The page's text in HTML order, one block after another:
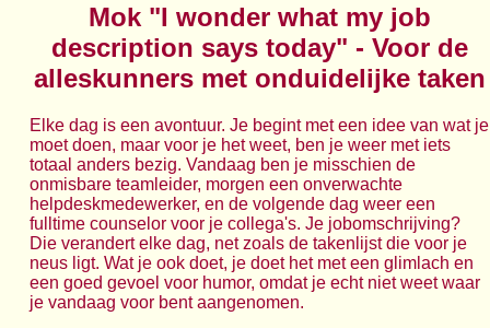
Mok "I wonder what my job
description says today" - Voor de
alleskunners met onduidelijke taken
Elke dag is een avontuur. Je begint met een idee van wat je
moet doen, maar voor je het weet, ben je weer met iets
totaal anders bezig. Vandaag ben je misschien de
onmisbare teamleider, morgen een onverwachte
helpdeskmedewerker, en de volgende dag weer een
fulltime counselor voor je collega's. Je jobomschrijving?
Die verandert elke dag, net zoals de takenlijst die voor je
neus ligt. Wat je ook doet, je doet het met een glimlach en
een goed gevoel voor humor, omdat je echt niet weet waar
je vandaag voor bent aangenomen.